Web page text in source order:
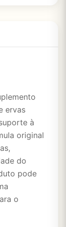
ervas
à
original
do
pode
o